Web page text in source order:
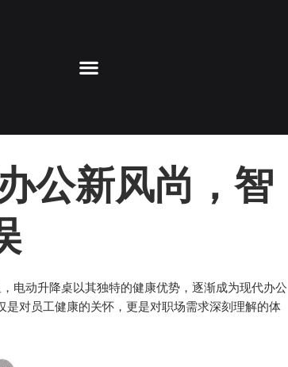
公新风尚，智
电动升降桌以其独特的健康优势，逐渐成为现代办公
是对员工健康的关怀，更是对职场需求深刻理解的体